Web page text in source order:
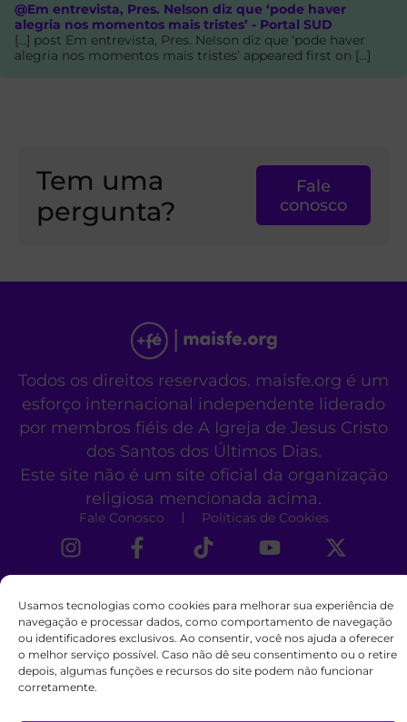
Usamos tecnologias como cookies para melhorar sua experiência de
navegação e processar dados, como comportamento de navegação
ou identificadores exclusivos. Ao consentir, você nos ajuda a oferecer
o melhor serviço possível. Caso não dê seu consentimento ou o retire
depois, algumas funções e recursos do site podem não funcionar
corretamente.
@Em entrevista, Pres. Nelson diz que ‘pode haver
alegria nos momentos mais tristes’ - Portal SUD
[…] post Em entrevista, Pres. Nelson diz que ‘pode haver
alegria nos momentos mais tristes’ appeared first on […]
Tem uma
pergunta?
Fale
conosco
Todos os direitos reservados. maisfe.org é um
esforço internacional independente liderado
por membros fiéis de A Igreja de Jesus Cristo
dos Santos dos Últimos Dias.
Este site não é um site oficial da organização
religiosa mencionada acima.
Fale Conosco Políticas de Cookies